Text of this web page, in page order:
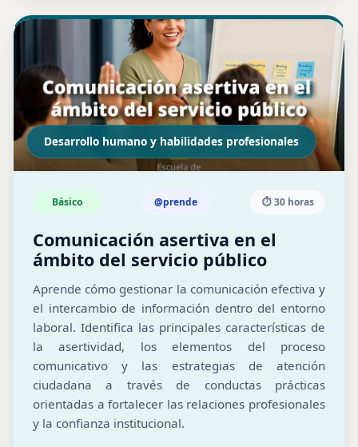
Desarrollo humano y habilidades profesionales
Básico @prende ⏱️ 30 horas
Comunicación asertiva en el
ámbito del servicio público
Aprende cómo gestionar la comunicación efectiva y
el intercambio de información dentro del entorno
laboral. Identifica las principales características de
la asertividad, los elementos del proceso
comunicativo y las estrategias de atención
ciudadana a través de conductas prácticas
orientadas a fortalecer las relaciones profesionales
y la confianza institucional.